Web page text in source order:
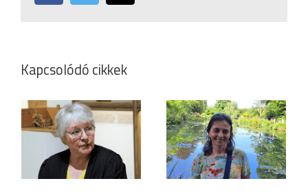
Kapcsolódó cikkek